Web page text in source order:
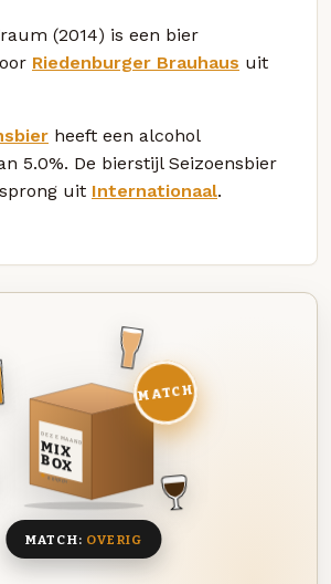
(2014) is een bier
Riedenburger Brauhaus uit
heeft een alcohol
5.0%. De bierstijl Seizoensbier
uit Internationaal.
DEZE MAAND
MIX
BOX
8 BIEREN
MATCH
MATCH: OVERIG